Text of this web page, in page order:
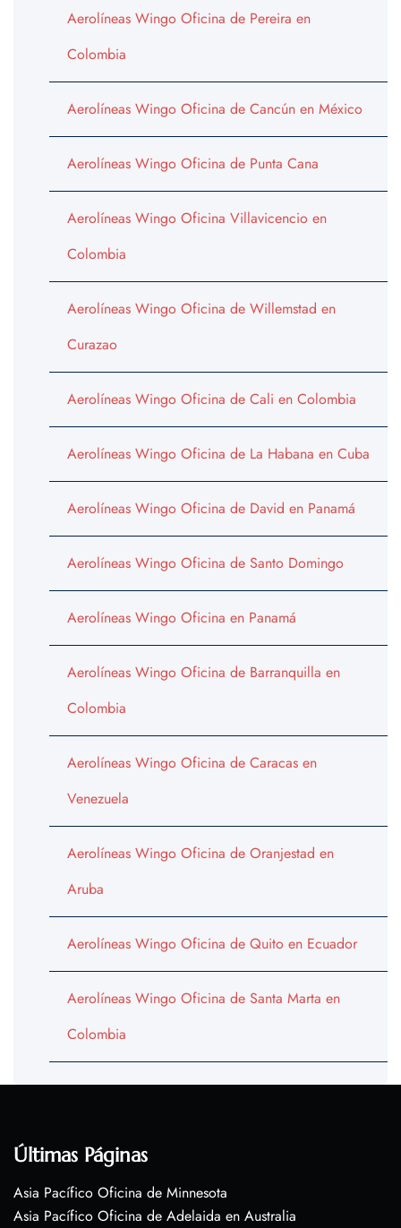
Aerolíneas Wingo Oficina de Pereira en
Colombia
Aerolíneas Wingo Oficina de Cancún en México
Aerolíneas Wingo Oficina de Punta Cana
Aerolíneas Wingo Oficina Villavicencio en
Colombia
Aerolíneas Wingo Oficina de Willemstad en
Curazao
Aerolíneas Wingo Oficina de Cali en Colombia
Aerolíneas Wingo Oficina de La Habana en Cuba
Aerolíneas Wingo Oficina de David en Panamá
Aerolíneas Wingo Oficina de Santo Domingo
Aerolíneas Wingo Oficina en Panamá
Aerolíneas Wingo Oficina de Barranquilla en
Colombia
Aerolíneas Wingo Oficina de Caracas en
Venezuela
Aerolíneas Wingo Oficina de Oranjestad en
Aruba
Aerolíneas Wingo Oficina de Quito en Ecuador
Aerolíneas Wingo Oficina de Santa Marta en
Colombia
Últimas Páginas
Asia Pacífico Oficina de Minnesota
Asia Pacífico Oficina de Adelaida en Australia